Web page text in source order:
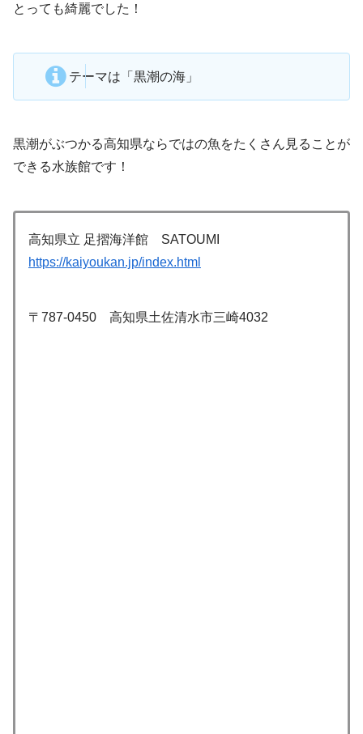
とっても綺麗でした！
テーマは「黒潮の海」
黒潮がぶつかる高知県ならではの魚をたくさん見ることが
できる水族館です！
高知県立 足摺海洋館 SATOUMI
https://kaiyoukan.jp/index.html
〒787-0450 高知県土佐清水市三崎4032